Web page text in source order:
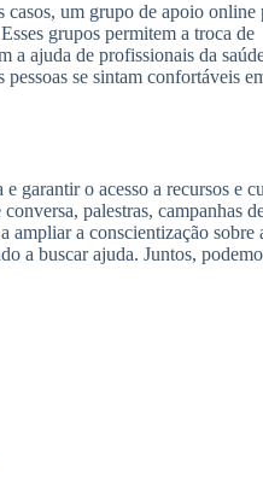
casos, um grupo de apoio online
grupos permitem a troca de
a ajuda de profissionais da
se sintam confortáveis
garantir o acesso a recursos e
palestras, campanhas
ampliar a conscientização sobre
a buscar ajuda. Juntos,